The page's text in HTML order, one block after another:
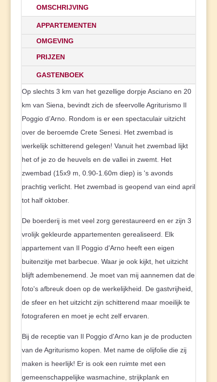
OMSCHRIJVING
APPARTEMENTEN
OMGEVING
PRIJZEN
GASTENBOEK
Op slechts 3 km van het gezellige dorpje Asciano en 20
km van Siena, bevindt zich de sfeervolle Agriturismo Il
Poggio d’Arno. Rondom is er een spectaculair uitzicht
over de beroemde Crete Senesi. Het zwembad is
werkelijk schitterend gelegen! Vanuit het zwembad lijkt
het of je zo de heuvels en de vallei in zwemt. Het
zwembad (15x9 m, 0.90-1.60m diep) is 's avonds
prachtig verlicht. Het zwembad is geopend van eind april
tot half oktober.
De boerderij is met veel zorg gerestaureerd en er zijn 3
vrolijk gekleurde appartementen gerealiseerd. Elk
appartement van Il Poggio d'Arno heeft een eigen
buitenzitje met barbecue. Waar je ook kijkt, het uitzicht
blijft adembenemend. Je moet van mij aannemen dat de
foto's afbreuk doen op de werkelijkheid. De gastvrijheid,
de sfeer en het uitzicht zijn schitterend maar moeilijk te
fotograferen en moet je echt zelf ervaren.
Bij de receptie van Il Poggio d'Arno kan je de producten
van de Agriturismo kopen. Met name de olijfolie die zij
maken is heerlijk! Er is ook een ruimte met een
gemeenschappelijke wasmachine, strijkplank en